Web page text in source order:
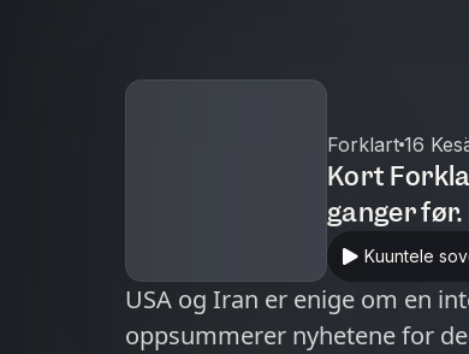
Forklart 16
Kort
ganger
Kuuntele
USA og Iran er enige om en
oppsummerer nyhetene for